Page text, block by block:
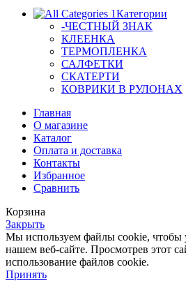
Категории
-ЧЕСТНЫЙ ЗНАК
КЛЕЕНКА
ТЕРМОПЛЕНКА
САЛФЕТКИ
СКАТЕРТИ
КОВРИКИ В РУЛОНАХ
Главная
О магазине
Каталог
Оплата и доставка
Контакты
Избранное
Сравнить
Корзина
Закрыть
Мы используем файлы cookie, чтобы
нашем веб-сайте. Просмотрев этот
использование файлов cookie.
Принять